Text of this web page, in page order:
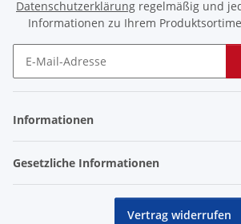
Datenschutzerklärung regelmäßig und
Informationen zu Ihrem
Informationen
Gesetzliche Informationen
Vertrag widerrufen